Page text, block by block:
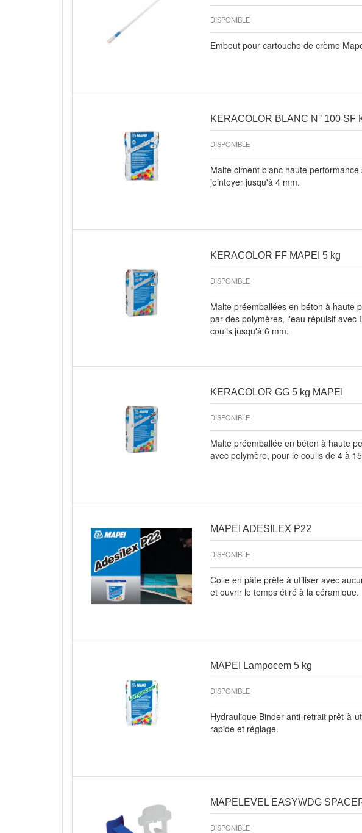
DISPONIBLE
Embout pour cartouche de crème
KERACOLOR BLANC N° 100 SF
DISPONIBLE
Malte ciment blanc haute
jointoyer jusqu'à 4 mm.
KERACOLOR FF MAPEI 5 kg
DISPONIBLE
Malte préemballées en béton à haute
par des polymères, l'eau répulsif avec
coulis jusqu'à 6 mm.
KERACOLOR GG 5 kg MAPEI
DISPONIBLE
Malte préemballée en béton à haute
avec polymère, pour le coulis de 4 à
MAPEI ADESILEX P22
DISPONIBLE
Colle en pâte prête à utiliser avec
et ouvrir le temps étiré à la céramique.
MAPEI Lampocem 5 kg
DISPONIBLE
Hydraulique Binder anti-retrait prêt-à-
rapide et réglage.
MAPELEVEL EASYWDG
DISPONIBLE